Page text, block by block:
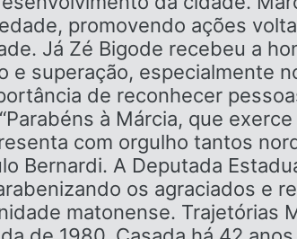
promovendo ações
Já Zé Bigode recebeu a
e superação, especialmente
de reconhecer
à Márcia, que
com orgulho tantos
Bernardi. A Deputada
os agraciados e
matonense. Trajetórias